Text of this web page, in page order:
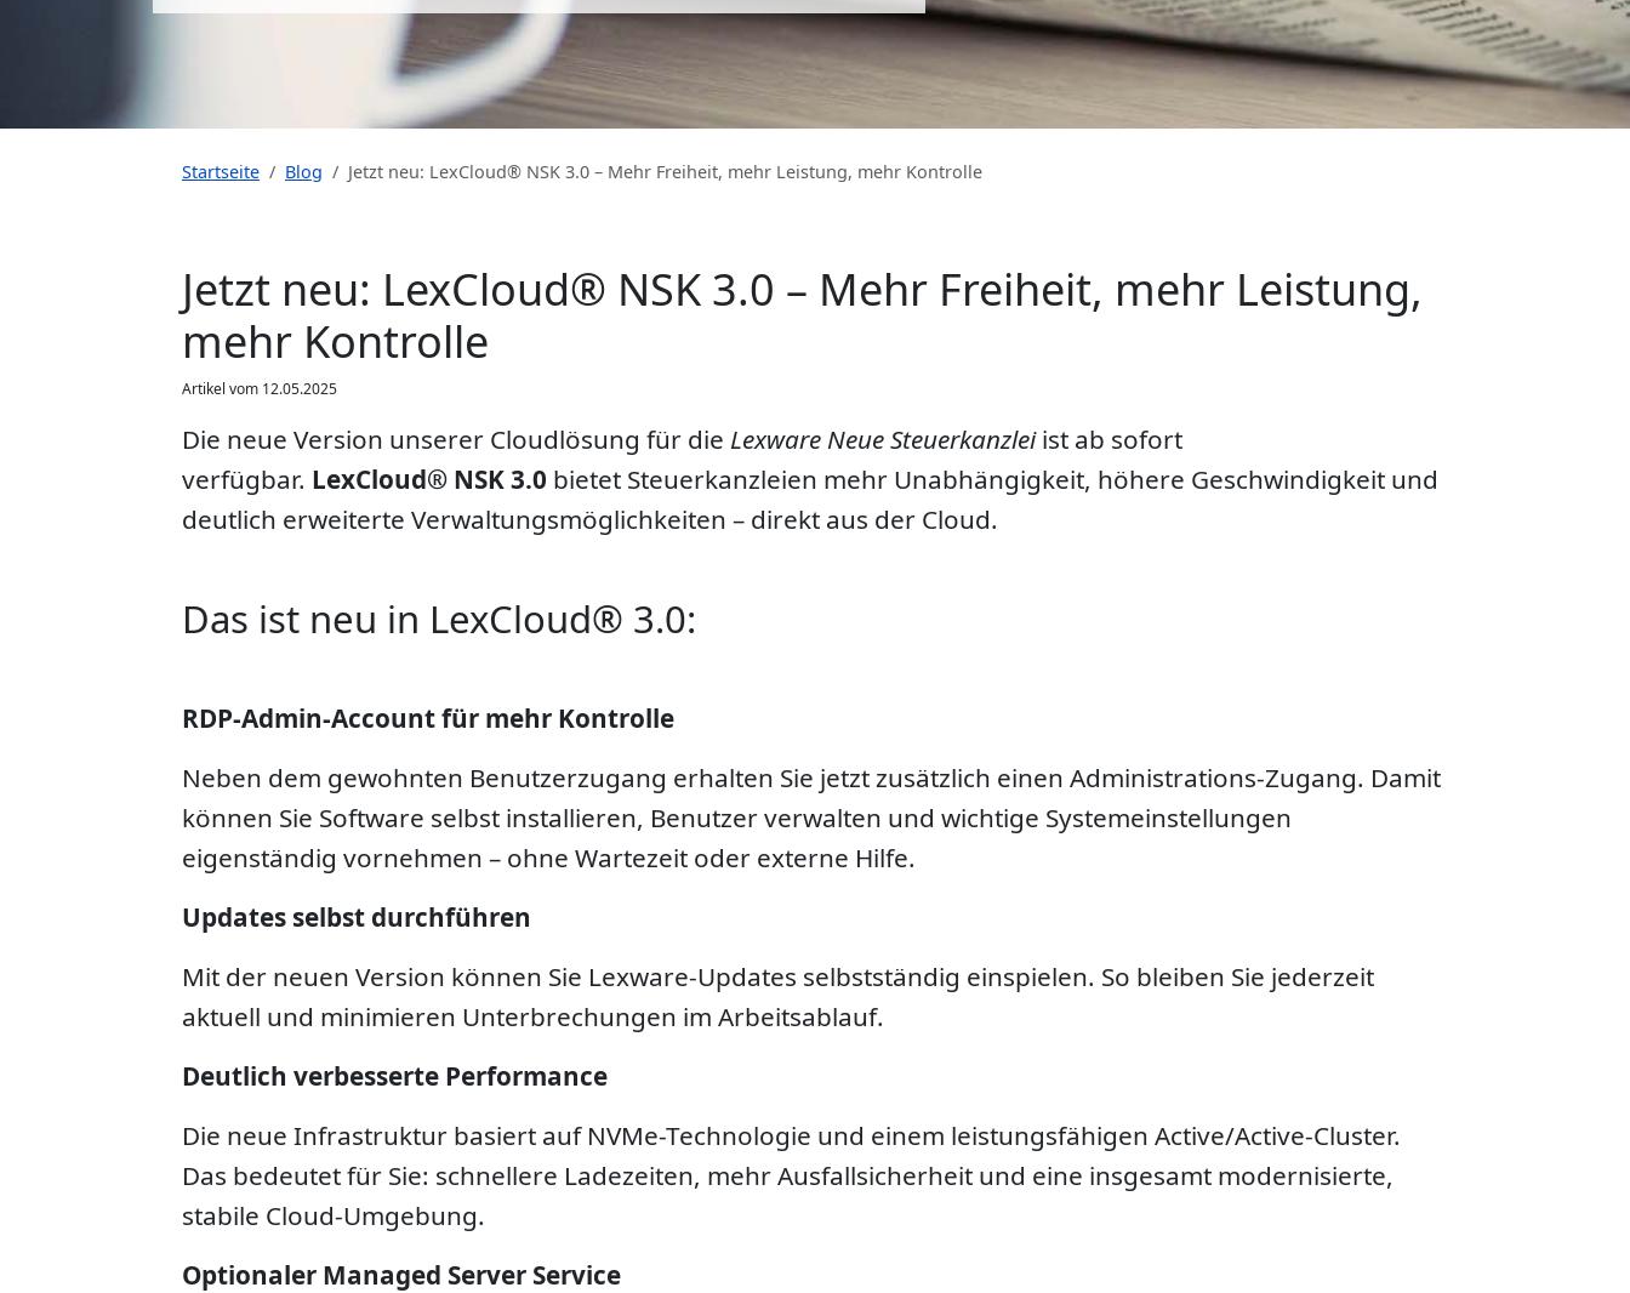
Startseite Blog Jetzt neu: LexCloud® NSK 3.0 – Mehr Freiheit, mehr Leistung, mehr Kontrolle
Jetzt neu: LexCloud® NSK 3.0 – Mehr Freiheit, mehr Leistung,
mehr Kontrolle
Artikel vom 12.05.2025
Die neue Version unserer Cloudlösung für die Lexware Neue Steuerkanzleiist ab sofort
verfügbar. LexCloud® NSK 3.0 bietet Steuerkanzleien mehr Unabhängigkeit, höhere Geschwindigkeit und
deutlich erweiterte Verwaltungsmöglichkeiten – direkt aus der Cloud.
Das ist neu in LexCloud® 3.0:
RDP-Admin-Account für mehr Kontrolle
Neben dem gewohnten Benutzerzugang erhalten Sie jetzt zusätzlich einen Administrations-Zugang. Damit
können Sie Software selbst installieren, Benutzer verwalten und wichtige Systemeinstellungen
eigenständig vornehmen – ohne Wartezeit oder externe Hilfe.
Updates selbst durchführen
Mit der neuen Version können Sie Lexware-Updates selbstständig einspielen. So bleiben Sie jederzeit
aktuell und minimieren Unterbrechungen im Arbeitsablauf.
Deutlich verbesserte Performance
Die neue Infrastruktur basiert auf NVMe-Technologie und einem leistungsfähigen Active/Active-Cluster.
Das bedeutet für Sie: schnellere Ladezeiten, mehr Ausfallsicherheit und eine insgesamt modernisierte,
stabile Cloud-Umgebung.
Optionaler Managed Server Service